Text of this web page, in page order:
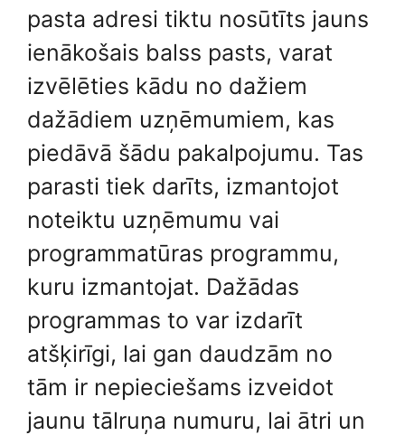
pasta adresi tiktu nosūtīts jauns
ienākošais balss pasts, varat
izvēlēties kādu no dažiem
dažādiem uzņēmumiem, kas
piedāvā šādu pakalpojumu. Tas
parasti tiek darīts, izmantojot
noteiktu uzņēmumu vai
programmatūras programmu,
kuru izmantojat. Dažādas
programmas to var izdarīt
atšķirīgi, lai gan daudzām no
tām ir nepieciešams izveidot
jaunu tālruņa numuru, lai ātri un